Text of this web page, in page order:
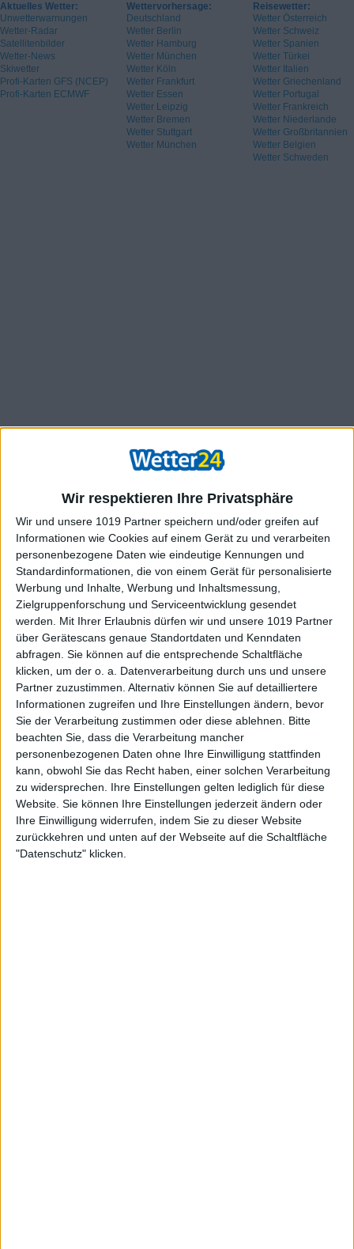
Wir respektieren Ihre Privatsphäre
Wir und unsere 1019 Partner speichern und/oder greifen auf
Informationen wie Cookies auf einem Gerät zu und verarbeiten
personenbezogene Daten wie eindeutige Kennungen und
Standardinformationen, die von einem Gerät für personalisierte
Werbung und Inhalte, Werbung und Inhaltsmessung,
Zielgruppenforschung und Serviceentwicklung gesendet
werden.
Mit Ihrer Erlaubnis dürfen wir und unsere 1019 Partner
über Gerätescans genaue Standortdaten und Kenndaten
abfragen. Sie können auf die entsprechende Schaltfläche
klicken, um der o. a. Datenverarbeitung durch uns und unsere
Partner zuzustimmen. Alternativ können Sie auf detailliertere
Informationen zugreifen und Ihre Einstellungen ändern, bevor
Sie der Verarbeitung zustimmen oder diese ablehnen.
Bitte
beachten Sie, dass die Verarbeitung mancher
personenbezogenen Daten ohne Ihre Einwilligung stattfinden
kann, obwohl Sie das Recht haben, einer solchen Verarbeitung
zu widersprechen. Ihre Einstellungen gelten lediglich für diese
Website. Sie können Ihre Einstellungen jederzeit ändern oder
Ihre Einwilligung widerrufen, indem Sie zu dieser Website
zurückkehren und unten auf der Webseite auf die Schaltfläche
"Datenschutz" klicken.
Aktuelles Wetter:
Unwetterwarnungen
Wetter-Radar
Satellitenbilder
Wetter-News
Skiwetter
Profi-Karten GFS (NCEP)
Profi-Karten ECMWF
Wettervorhersage:
Deutschland
Wetter Berlin
Wetter Hamburg
Wetter München
Wetter Köln
Wetter Frankfurt
Wetter Essen
Wetter Leipzig
Wetter Bremen
Wetter Stuttgart
Wetter München
Reisewetter:
Wetter Österreich
Wetter Schweiz
Wetter Spanien
Wetter Türkei
Wetter Italien
Wetter Griechenland
Wetter Portugal
Wetter Frankreich
Wetter Niederlande
Wetter Großbritannien
Wetter Belgien
Wetter Schweden